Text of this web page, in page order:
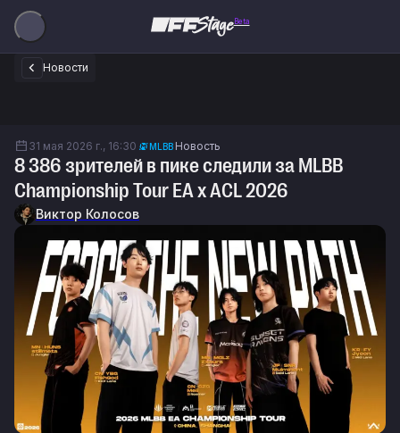
Beta
Новости
31 мая 2026 г., 16:30 MLBB Новость
8 386 зрителей в пике следили за MLBB
Championship Tour EA x ACL 2026
Виктор Колосов